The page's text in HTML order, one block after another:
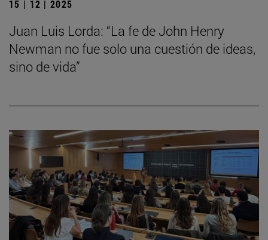
15 | 12 | 2025
Juan Luis Lorda: “La fe de John Henry
Newman no fue solo una cuestión de ideas,
sino de vida”